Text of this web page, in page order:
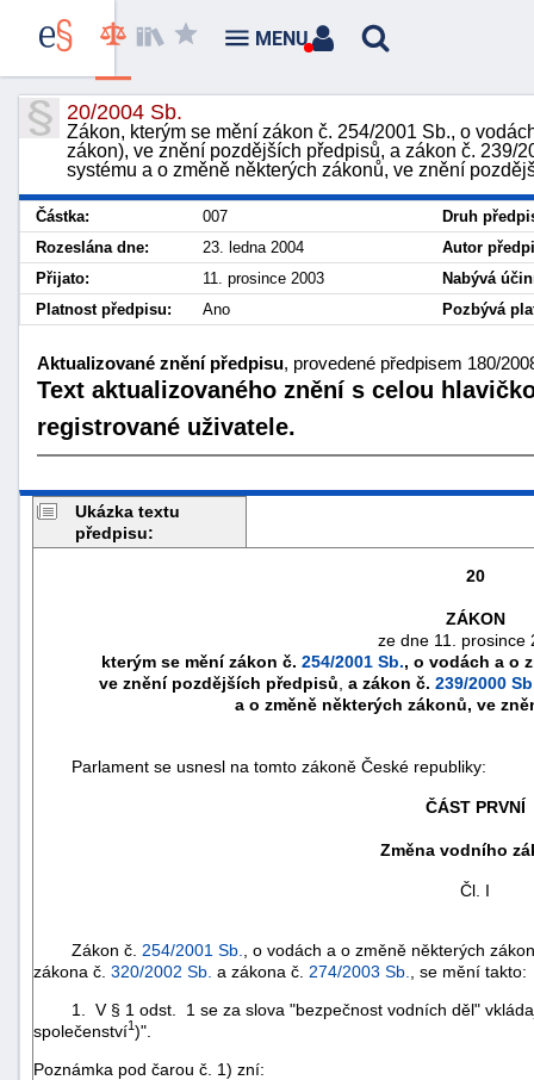
20/2004 Sb.
Zákon, kterým se mění zákon č. 254/2001 Sb., o
zákon), ve znění pozdějších předpisů, a zákon č. 239/
systému a o změně některých zákonů, ve znění
Částka: 007
Druh
Rozeslána dne:
23. ledna 2004
Autor
Přijato:
11. prosince 2003
Nabývá
Platnost předpisu:
Ano Pozbývá
Aktualizované znění předpisu, provedené předpisem 180/
Text aktualizovaného znění s celou
registrované uživatele.
Ukázka textu
předpisu:
20
ZÁKON
ze dne 11. prosince
kterým se mění zákon č. 254/2001 Sb., o vodách a o
ve znění pozdějších předpisů a zákon č. 239/2000
a o změně některých zákonů, ve
Parlament se usnesl na tomto zákoně České republiky:
ČÁST PRVNÍ
Změna vodního
Čl. I
Zákon č. 254/2001 Sb.
, o vodách a o změně některých
zákona č. 320/2002 Sb. a zákona č. 274/2003 Sb.
, se mění takto:
1. V § 1 odst. 1 se za slova "bezpečnost vodních děl"
společenství1 )".
Poznámka pod čarou č. 1) zní:
MENU
škody